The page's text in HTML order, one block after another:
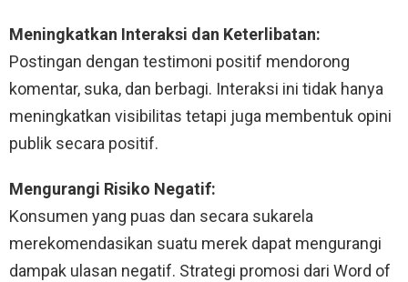
Meningkatkan Interaksi dan Keterlibatan:
Postingan dengan testimoni positif mendorong
komentar, suka, dan berbagi. Interaksi ini tidak hanya
meningkatkan visibilitas tetapi juga membentuk opini
publik secara positif.
Mengurangi Risiko Negatif:
Konsumen yang puas dan secara sukarela
merekomendasikan suatu merek dapat mengurangi
dampak ulasan negatif. Strategi promosi dari Word of